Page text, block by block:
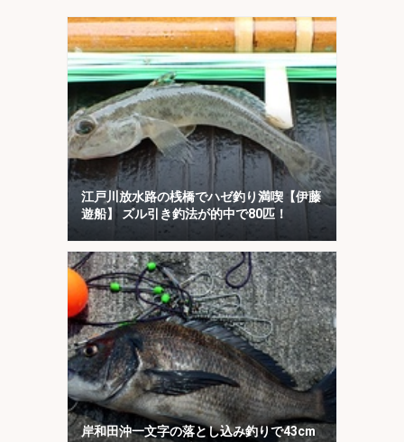
江戸川放水路の桟橋でハゼ釣り満喫【伊藤
遊船】 ズル引き釣法が的中で80匹！
岸和田沖一文字の落とし込み釣りで43cm